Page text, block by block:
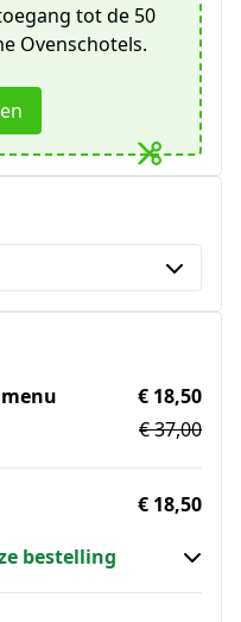
tot de 50
Ovenschotels.
€ 18,50
€ 37,00
€ 18,50
bestelling